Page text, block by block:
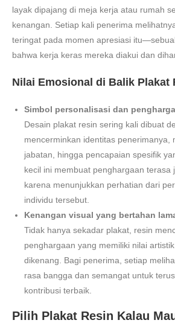
layak dipajang di meja kerja atau rumah
kenangan. Setiap kali penerima
teringat pada momen apresiasi
bahwa kerja keras mereka diakui dan
Nilai Emosional di Balik Plakat
Simbol personalisasi dan
Desain plakat resin sering kali dibuat
mencerminkan identitas penerimanya,
jabatan, hingga pencapaian spesifik
kecil ini membuat penghargaan terasa
karena menunjukkan perhatian dari
individu tersebut.
Kenangan visual yang bertahan
Tidak hanya sekadar plakat, resin
penghargaan yang memiliki nilai
dikenang. Bagi penerima, setiap
rasa bangga dan semangat untuk
kontribusi terbaik.
Pilih Plakat Resin Kalau